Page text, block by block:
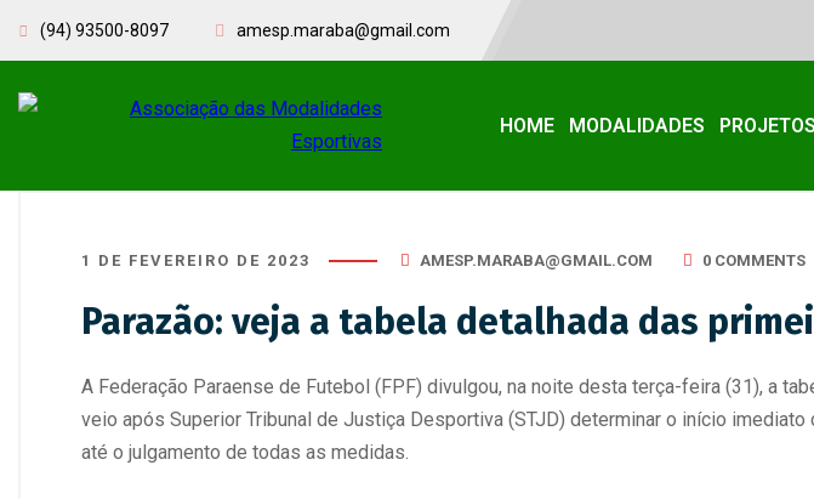
(94) 93500-8097 amesp.maraba@gmail.com
HOME MODALIDADES
1 DE FEVEREIRO DE 2023 AMESP.MARABA@GMAIL.COM 0 COMMENTS
Parazão: veja a tabela detalhada das
A Federação Paraense de Futebol (FPF) divulgou, na noite desta terça-feira (31), a
veio após Superior Tribunal de Justiça Desportiva (STJD) determinar o início
até o julgamento de todas as medidas.